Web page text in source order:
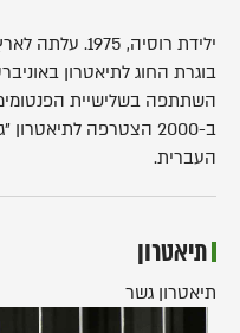
ילידת רוסיה, 1975. עלתה לארץ ב- 1994.
בוגרת החוג לתיאטרון
השתתפה בשלישיית
ב-2000 הצטרפה
העברית.
תיאטרון
תיאטרון גשר
אופרה